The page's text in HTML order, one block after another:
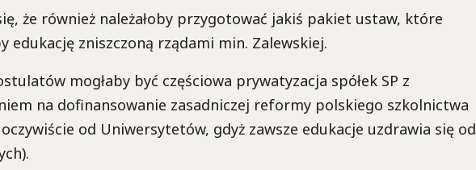
że również należałoby przygotować jakiś pakiet ustaw, które
edukację zniszczoną rządami min. Zalewskiej.
mogłaby być częściowa prywatyzacja spółek SP z
na dofinansowanie zasadniczej reformy polskiego szkolnictwa
od Uniwersytetów, gdyż zawsze edukacje uzdrawia się od